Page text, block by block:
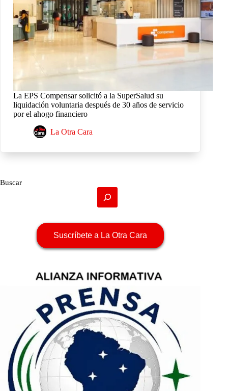
La EPS Compensar solicitó a la SuperSalud su
liquidación voluntaria después de 30 años de servicio
por el ahogo financiero
La Otra Cara
Buscar
Suscríbete a La Otra Cara